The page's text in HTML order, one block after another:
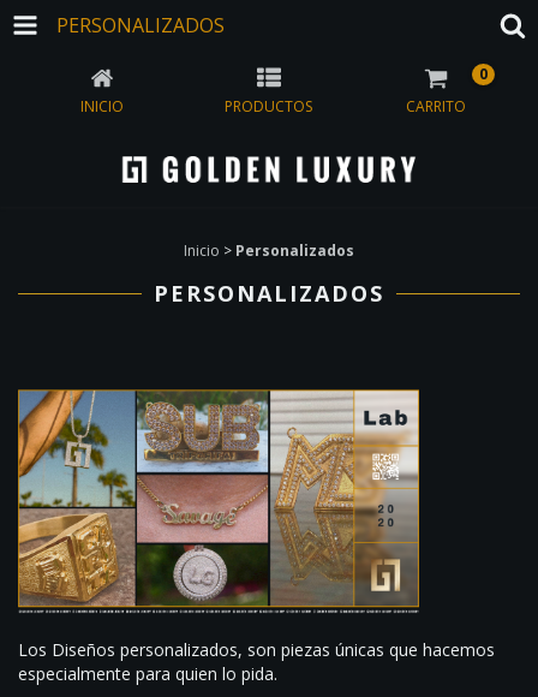
PERSONALIZADOS
INICIO PRODUCTOS CARRITO
0
Inicio > Personalizados
PERSONALIZADOS
Los Diseños personalizados, son piezas únicas que hacemos
especialmente para quien lo pida.